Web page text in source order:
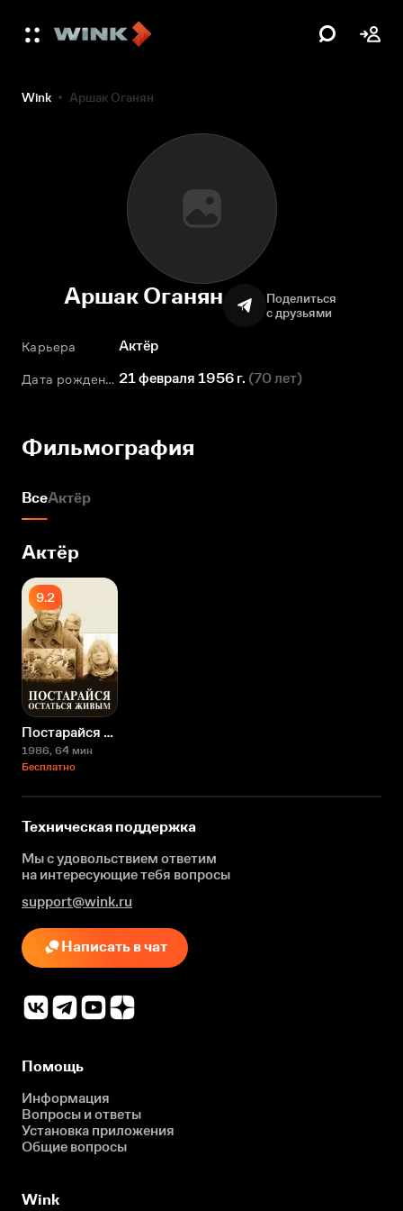
Wink Аршак Оганян
Аршак Оганян
Поделиться
с друзьями
Карьера Актёр
Дата рождения 21 февраля 1956 г. (70 лет)
Фильмография
ВсеАктёр
Актёр
9.2
Постарайся остаться живым...
1986, 64 мин
Бесплатно
Техническая поддержка
Мы с удовольствием ответим
на интересующиетебя вопросы
support@wink.ru
Написать в чат
Помощь
Информация
Вопросы и ответы
Установка приложения
Общие вопросы
Wink